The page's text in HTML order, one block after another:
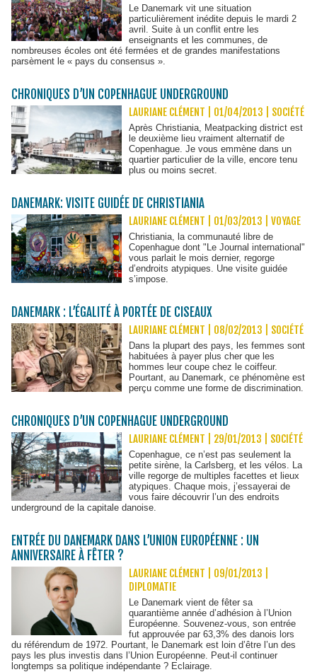
Le Danemark vit une situation
particulièrement inédite depuis le mardi 2
avril. Suite à un conflit entre les
enseignants et les communes, de
nombreuses écoles ont été fermées et de grandes manifestations
parsèment le « pays du consensus ».
CHRONIQUES D’UN COPENHAGUE UNDERGROUND
LAURIANE CLÉMENT | 01/04/2013 SOCIÉTÉ
Après Christiania, Meatpacking district est
le deuxième lieu vraiment alternatif de
Copenhague. Je vous emmène dans un
quartier particulier de la ville, encore tenu
plus ou moins secret.
DANEMARK: VISITE GUIDÉE DE CHRISTIANIA
LAURIANE CLÉMENT | 01/03/2013 |VOYAGE
Christiania, la communauté libre de
Copenhague dont "Le Journal international"
vous parlait le mois dernier, regorge
d’endroits atypiques. Une visite guidée
s’impose.
DANEMARK : L’ÉGALITÉ À PORTÉE DE CISEAUX
LAURIANE CLÉMENT | 08/02/2013 SOCIÉTÉ
Dans la plupart des pays, les femmes sont
habituées à payer plus cher que les
hommes leur coupe chez le coiffeur.
Pourtant, au Danemark, ce phénomène est
perçu comme une forme de discrimination.
CHRONIQUES D’UN COPENHAGUE UNDERGROUND
LAURIANE CLÉMENT | 29/01/2013 SOCIÉTÉ
Copenhague, ce n’est pas seulement la
petite sirène, la Carlsberg, et les vélos. La
ville regorge de multiples facettes et lieux
atypiques. Chaque mois, j’essayerai de
vous faire découvrir l’un des endroits
underground de la capitale danoise.
ENTRÉE DU DANEMARK DANS L’UNION EUROPÉENNE : UN
ANNIVERSAIRE À FÊTER ?
LAURIANE CLÉMENT | 09/01/2013
DIPLOMATIE
Le Danemark vient de fêter sa
quarantième année d’adhésion à l’Union
Européenne. Souvenez-vous, son entrée
fut approuvée par 63,3% des danois lors
du référendum de 1972. Pourtant, le Danemark est loin d’être l’un des
pays les plus investis dans l’Union Européenne. Peut-il continuer
longtemps sa politique indépendante ? Eclairage.